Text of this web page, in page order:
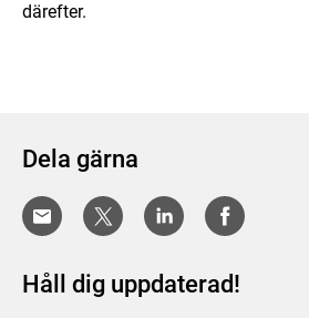
därefter.
Dela gärna
Håll dig uppdaterad!